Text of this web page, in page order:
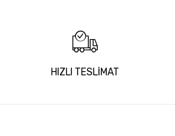
HIZLI TESLİMAT